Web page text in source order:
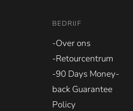
BEDRIJF
-Over ons
-Retourcentrum
-90 Days Money-
back Guarantee
Policy